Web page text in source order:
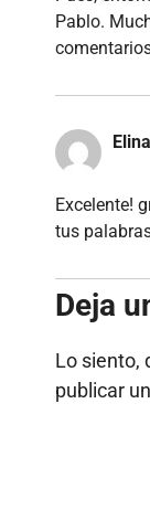
Pablo.
Excelente!
tus
Deja
Lo siento,
publicar